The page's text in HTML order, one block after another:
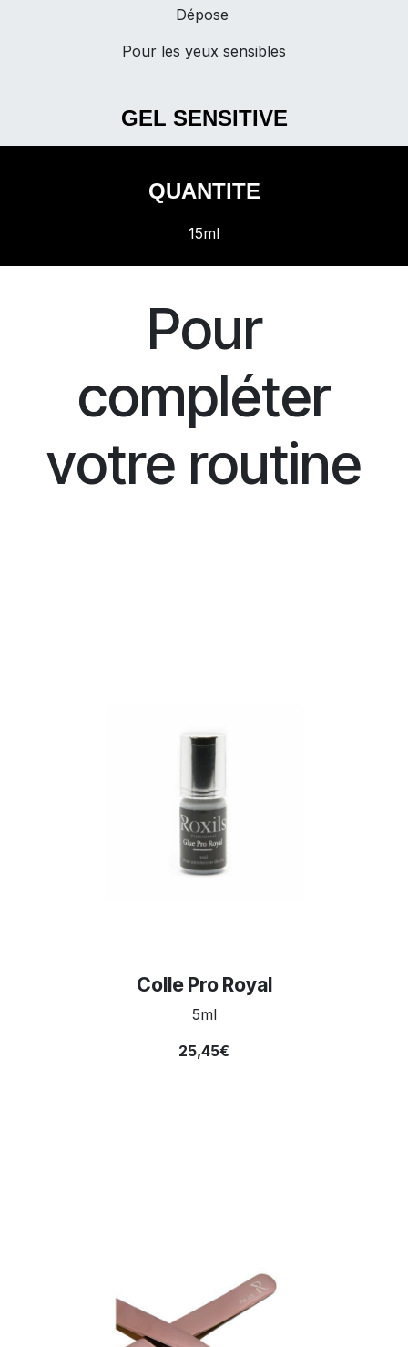
Dépose
Pour les yeux sensibles
GEL SENSITIVE
QUANTITE
15ml
Pour
compléter
votre routine
Colle Pro Royal
5ml
25,45€